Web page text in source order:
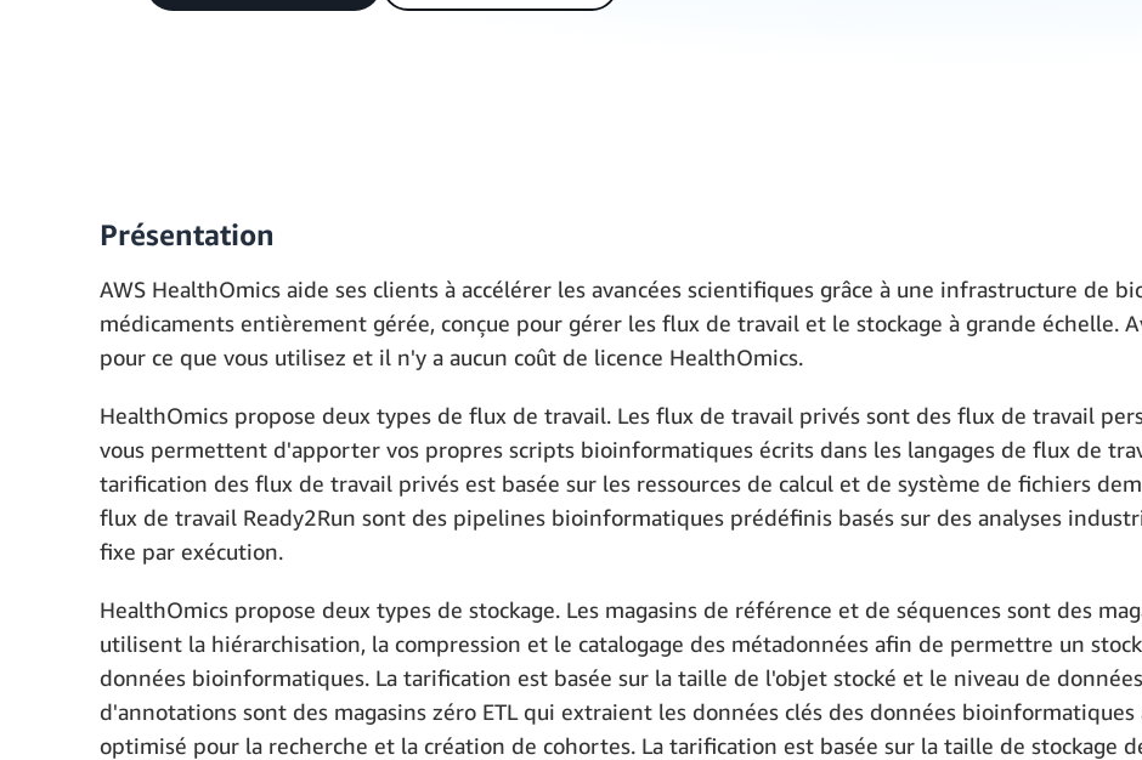
Présentation
AWS HealthOmics aide ses clients à accélérer les avancées scientifiques grâce à une infrastructure de
médicaments entièrement gérée, conçue pour gérer les flux de travail et le stockage à grande échelle.
pour ce que vous utilisez et il n'y a aucun coût de licence HealthOmics.
HealthOmics propose deux types de flux de travail. Les flux de travail privés sont des flux de travail
vous permettent d'apporter vos propres scripts bioinformatiques écrits dans les langages de flux de
tarification des flux de travail privés est basée sur les ressources de calcul et de système de fichiers
flux de travail Ready2Run sont des pipelines bioinformatiques prédéfinis basés sur des analyses
fixe par exécution.
HealthOmics propose deux types de stockage. Les magasins de référence et de séquences sont des
utilisent la hiérarchisation, la compression et le catalogage des métadonnées afin de permettre un
données bioinformatiques. La tarification est basée sur la taille de l'objet stocké et le niveau de
d'annotations sont des magasins zéro ETL qui extraient les données clés des données
optimisé pour la recherche et la création de cohortes. La tarification est basée sur la taille de stockage